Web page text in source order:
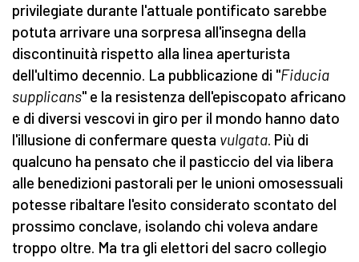
privilegiate durante l'attuale pontificato sarebbe
potuta arrivare una sorpresa all'insegna della
discontinuità rispetto alla linea aperturista
dell'ultimo decennio. La pubblicazione di "Fiducia
supplicans" e la resistenza dell'episcopato africano
e di diversi vescovi in giro per il mondo hanno dato
l'illusione di confermare questa vulgata. Più di
qualcuno ha pensato che il pasticcio del via libera
alle benedizioni pastorali per le unioni omosessuali
potesse ribaltare l'esito considerato scontato del
prossimo conclave, isolando chi voleva andare
troppo oltre. Ma tra gli elettori del sacro collegio